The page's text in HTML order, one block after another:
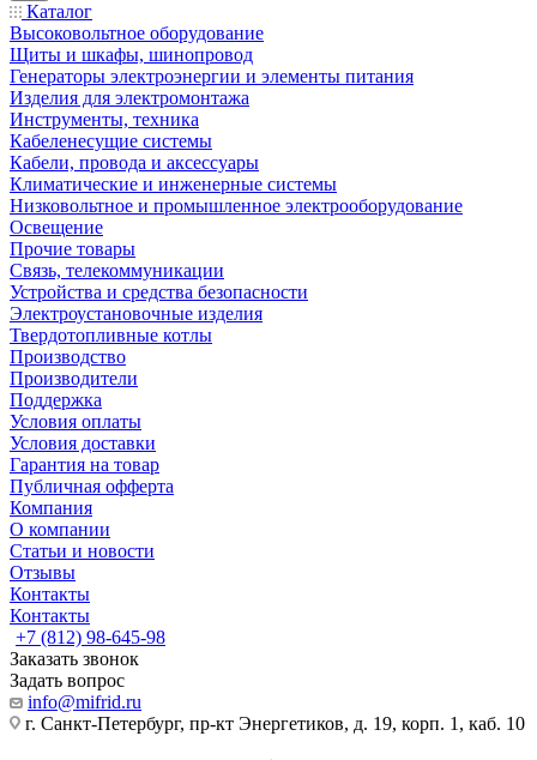
Каталог
Высоковольтное оборудование
Щиты и шкафы, шинопровод
Генераторы электроэнергии и элементы питания
Изделия для электромонтажа
Инструменты, техника
Кабеленесущие системы
Кабели, провода и аксессуары
Климатические и инженерные системы
Низковольтное и промышленное электрооборудование
Освещение
Прочие товары
Связь, телекоммуникации
Устройства и средства безопасности
Электроустановочные изделия
Твердотопливные котлы
Производство
Производители
Поддержка
Условия оплаты
Условия доставки
Гарантия на товар
Публичная офферта
Компания
О компании
Статьи и новости
Отзывы
Контакты
Контакты
+7 (812) 98-645-98
Заказать звонок
Задать вопрос
info@mifrid.ru
г. Санкт-Петербург, пр-кт Энергетиков, д. 19, корп. 1, каб. 10